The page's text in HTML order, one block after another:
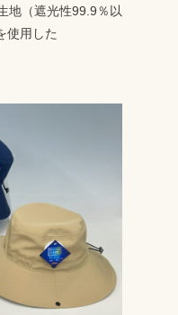
地（遮光性99.9％以
用した